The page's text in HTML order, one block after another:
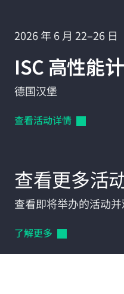
2026 年 6 月 22–26 日
ISC 高性能
德国汉堡
查看活动详情
查看更多活
查看即将举办的活动
了解更多